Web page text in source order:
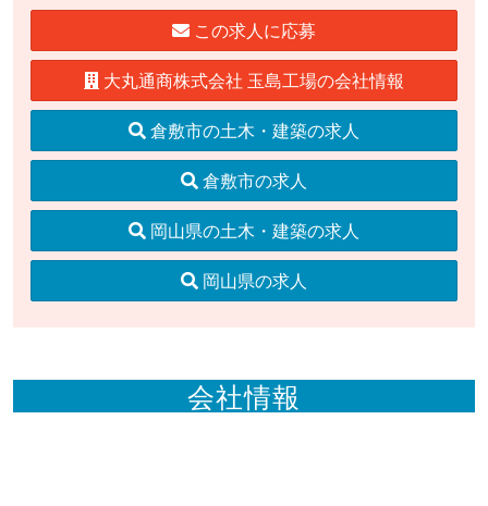
この求人に応募
大丸通商株式会社 玉島工場の会社情報
倉敷市の土木・建築の求人
倉敷市の求人
岡山県の土木・建築の求人
岡山県の求人
会社情報